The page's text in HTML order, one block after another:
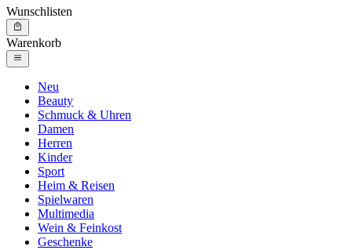
Wunschlisten
Warenkorb
Neu
Beauty
Schmuck & Uhren
Damen
Herren
Kinder
Sport
Heim & Reisen
Spielwaren
Multimedia
Wein & Feinkost
Geschenke